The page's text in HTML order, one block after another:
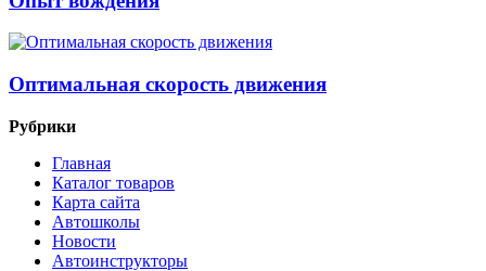
Оптимальная скорость движения
Рубрики
Главная
Каталог товаров
Карта сайта
Автошколы
Новости
Автоинструкторы